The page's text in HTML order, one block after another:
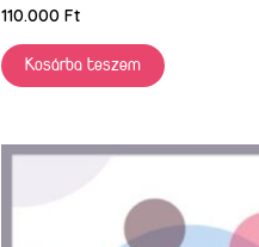
110.000 Ft
Kosárba teszem